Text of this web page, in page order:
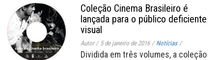
Coleção Cinema Brasileiro é
lançada para o público deficiente
visual
Autor/ 5 de janeiro de 2016 / Notícias /
Dividida em três volumes, a coleção